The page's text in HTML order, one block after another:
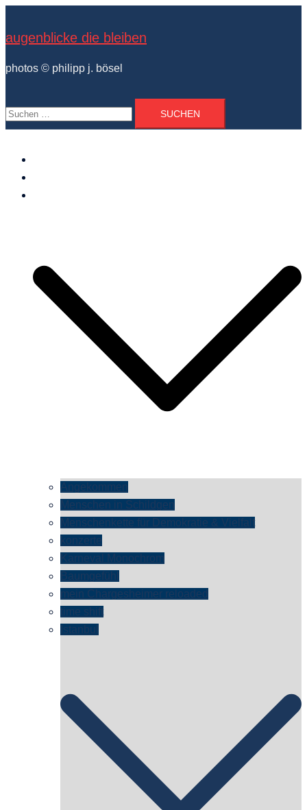
springen
augenblicke die bleiben
photos © philipp j. bösel
Suchen
nach:
Angekommen
Menschen in Schildgen
Menschenkette für Demokratie & Vielfalt
konzerte
Karneval Monochrom
Baumgefühl
mein Chargesheimer reloaded
time shift
Istanbul